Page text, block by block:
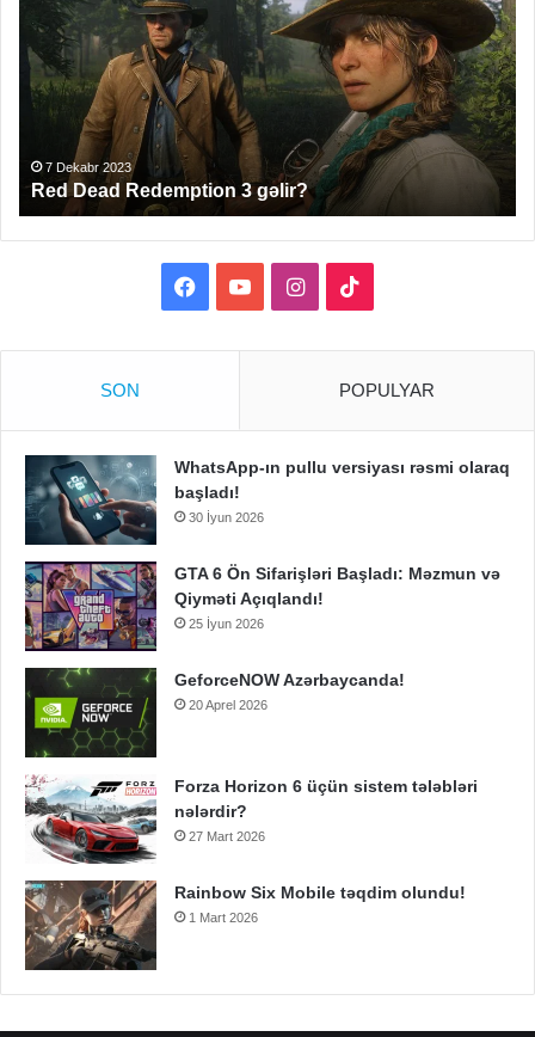
Redemption
gəlir?
7 Dekabr 2023
Red Dead Redemption 3 gəlir?
Facebook
YouTubeInstagram
SON POPULYAR
WhatsApp-ın pullu versiyası rəsmi olaraq
başladı!
30 İyun 2026
GTA 6 Ön Sifarişləri Başladı: Məzmun və
Qiyməti Açıqlandı!
25 İyun 2026
GeforceNOW Azərbaycanda!
20 Aprel 2026
Forza Horizon 6 üçün sistem tələbləri
nələrdir?
27 Mart 2026
Rainbow Six Mobile təqdim olundu!
1 Mart 2026